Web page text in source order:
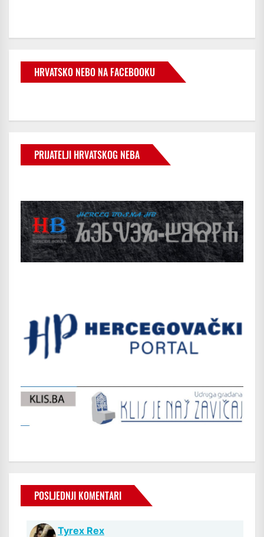
HRVATSKO NEBO NA FACEBOOKU
PRIJATELJI HRVATSKOG NEBA
POSLJEDNJI KOMENTARI
Tyrex Rex